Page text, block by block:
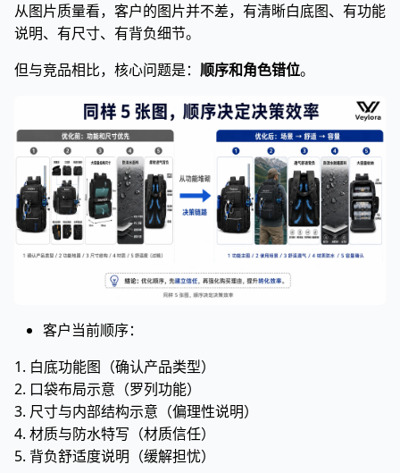
从图片质量看，客户的图片并不差，有清晰白底图、有功能
说明、有尺寸、有背负细节。
但与竞品相比，核心问题是： 顺序和角色错位。
客户当前顺序：
1. 白底功能图（确认产品类型）
2. 口袋布局示意（罗列功能）
3. 尺寸与内部结构示意（偏理性说明）
4. 材质与防水特写（材质信任）
5. 背负舒适度说明（缓解担忧）